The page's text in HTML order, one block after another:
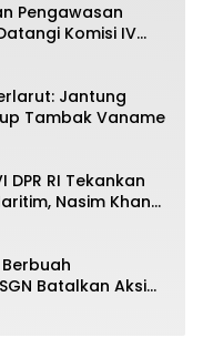
Pengawasan
Komisi IV
Berpijak pada
Jantung
Tambak Vaname
DPR RI Tekankan
Nasim Khan
Laut
Batalkan Aksi
Penuhi Sejumlah